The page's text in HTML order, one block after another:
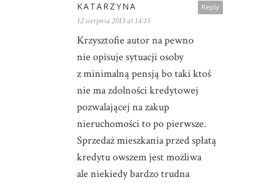
Reply
KATARZYNA
12 sierpnia 2013 at 14:15
Krzysztofie autor na pewno
nie opisuje sytuacji osoby
z minimalną pensją bo taki ktoś
nie ma zdolności kredytowej
pozwalającej na zakup
nieruchomości to po pierwsze.
Sprzedaż mieszkania przed spłatą
kredytu owszem jest możliwa
ale niekiedy bardzo trudna